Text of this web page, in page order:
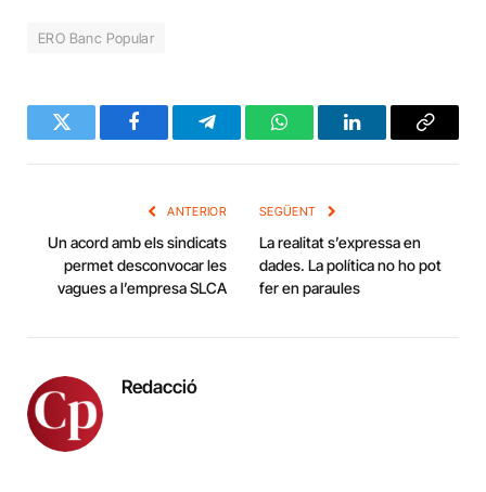
ERO Banc Popular
Twitter FacebookTelegramWhatsAppLinkedInCopy
ANTERIOR
Un acord amb els sindicats
permet desconvocar les
vagues a l’empresa SLCA
SEGÜENT
La realitat s’expressa en
dades. La política no ho pot
fer en paraules
Redacció